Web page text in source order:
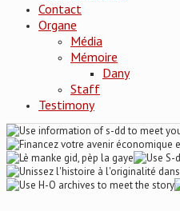
Contact
Organe
Média
Mémoire
Dany
Staff
Testimony